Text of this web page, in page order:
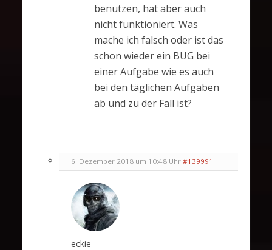
benutzen, hat aber auch
nicht funktioniert. Was
mache ich falsch oder ist das
schon wieder ein BUG bei
einer Aufgabe wie es auch
bei den täglichen Aufgaben
ab und zu der Fall ist?
6. Dezember 2018 um 10:48 Uhr #139991
eckie